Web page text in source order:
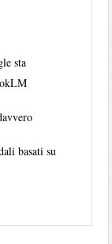
sta
basati su